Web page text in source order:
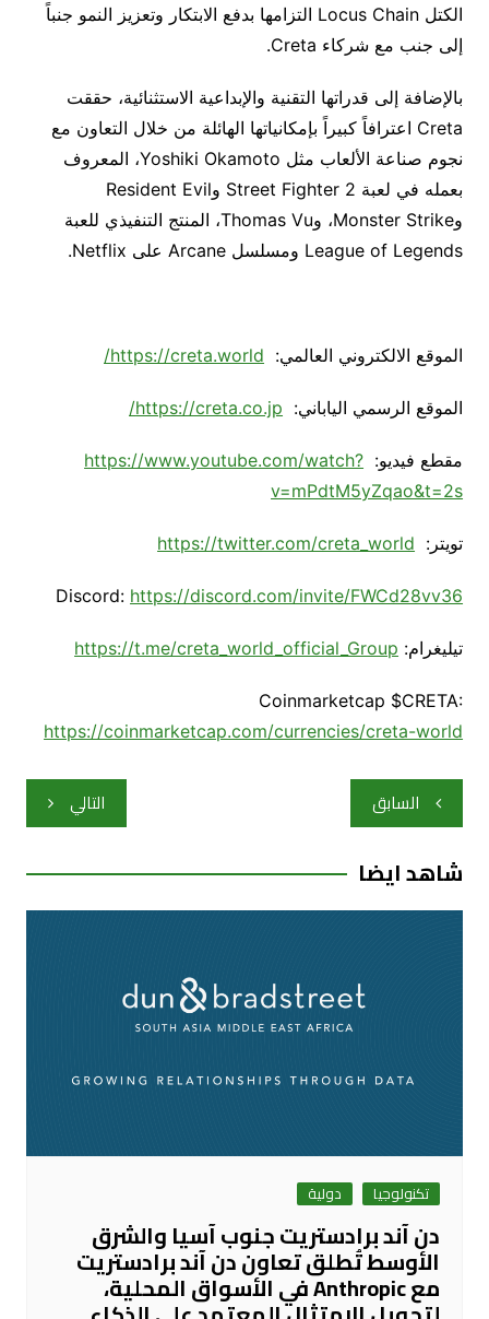
الكتل Locus Chain التزامها بدفع الابتكار وتعزيز النمو جنباً
إلى جنب مع شركاء Creta.
بالإضافة إلى قدراتها التقنية والإبداعية الاستثنائية، حققت
Creta اعترافاً كبيراً بإمكانياتها الهائلة من خلال التعاون مع
نجوم صناعة الألعاب مثل Yoshiki Okamoto، المعروف
بعمله في لعبة Street Fighter 2 وResident Evil
وMonster Strike، وThomas Vu، المنتج التنفيذي للعبة
League of Legends ومسلسل Arcane على Netflix.
الموقع الالكتروني العالمي: https://creta.world/
الموقع الرسمي الياباني: https://creta.co.jp/
مقطع فيديو: https://www.youtube.com/watch?
v=mPdtM5yZqao&t=2s
تويتر: https://twitter.com/creta_world
Discord: https://discord.com/invite/FWCd28vv36
تيليغرام: https://t.me/creta_world_official_Group
Coinmarketcap $CRETA:
https://coinmarketcap.com/currencies/creta-world
تصفّح
المقالات
السابق التالي
شاهد ايضا
تكنولوجيا دولية
دن آند برادستريت جنوب آسيا والشرق
الأوسط تُطلق تعاون دن آند برادستريت
مع Anthropic في الأسواق المحلية،